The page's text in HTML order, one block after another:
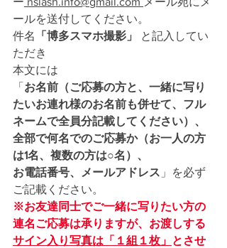
ールを送付してください。
件名
「博多スマホ撮影」
と記入してい
ただき
本文には
「 お名前（ご応募の方と、一緒に写り
たいお連れ様のお名前も併せて、フル
ネームで全員分記載してください）、
全部で何名でのご応募か（お一人の方
は1名、複数の方は○名）、
お電話番号、メールアドレス 」を必ず
ご記載ください。
※お友達同士でご一緒に写りたい方の
連名ご応募は承りますが、お渡しする
サイン入り写真は「１組１枚」 とさせ